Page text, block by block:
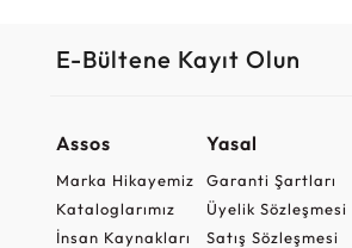
E-Bültene Kayıt Olun
Assos
Marka Hikayemiz
Kataloglarımız
İnsan Kaynakları
Yasal
Garanti Şartları
Üyelik Sözleşmesi
Satış Sözleşmesi